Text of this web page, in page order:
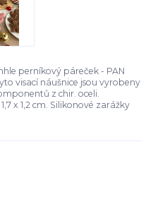
perníkový páreček - PAN
visací náušnice jsou vyrobeny
z chir. oceli.
x 1,2 cm. Silikonové zarážky